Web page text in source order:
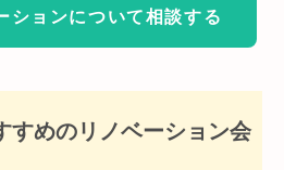
ションについて相談する
すめのリノベーション会